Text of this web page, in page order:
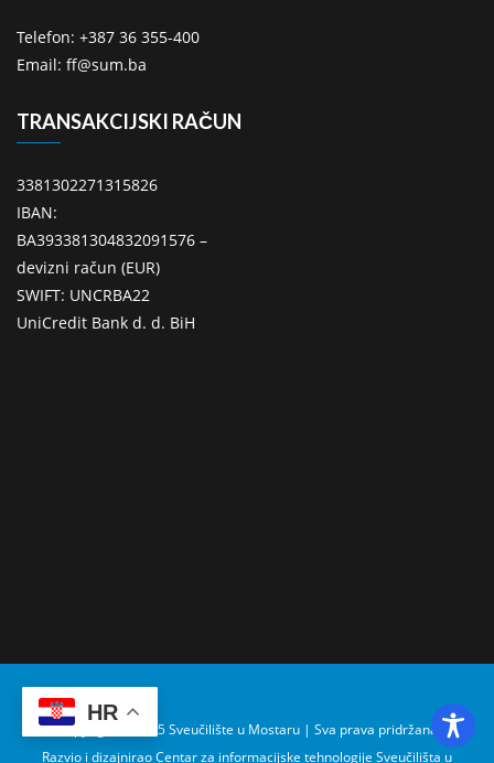
Telefon: +387 36 355-400
Email: ff@sum.ba
TRANSAKCIJSKI RAČUN
3381302271315826
IBAN:
BA393381304832091576 –
devizni račun (EUR)
SWIFT: UNCRBA22
UniCredit Bank d. d. BiH
Copyright © 2025 Sveučilište u Mostaru | Sva prava pridržana
Razvio i dizajnirao Centar za informacijske tehnologije Sveučilišta u
HR